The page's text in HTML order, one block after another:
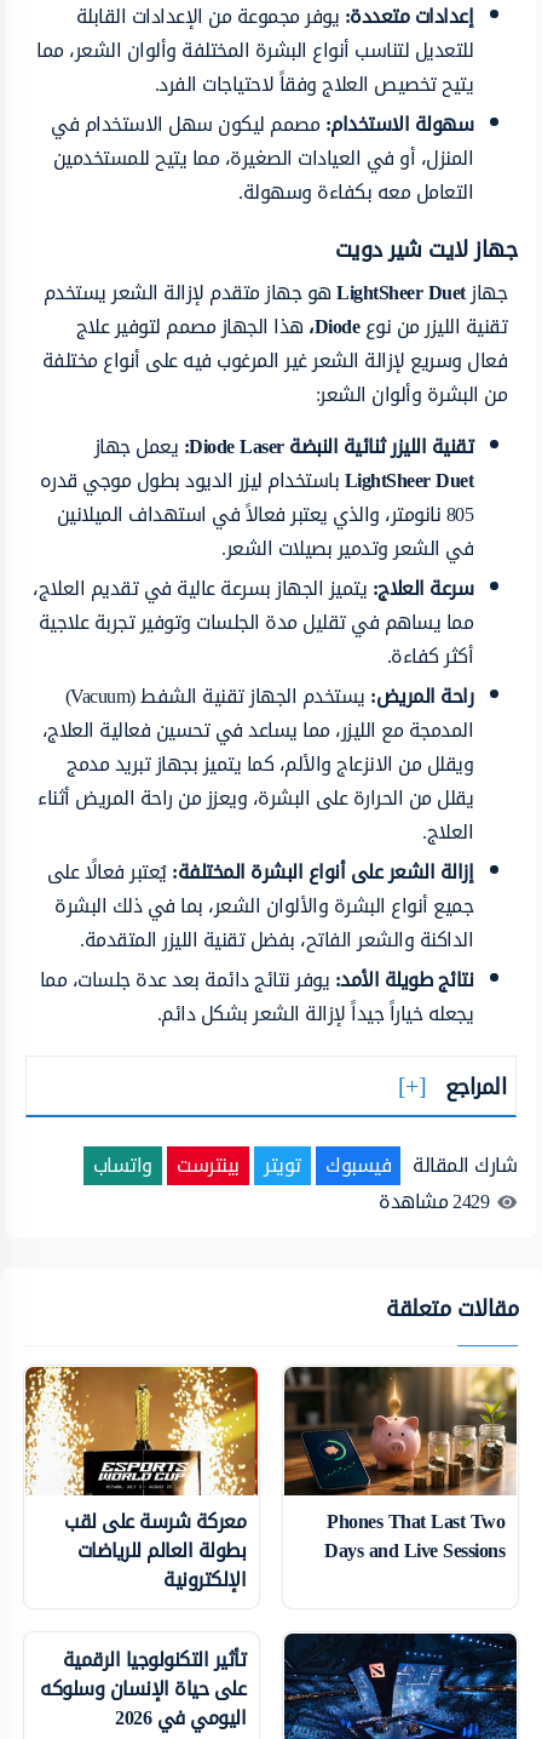
إعدادات متعددة:يوفر مجموعة من الإعدادات القابلة
للتعديل لتناسب أنواع البشرة المختلفة وألوان الشعر، مما
يتيح تخصيص العلاج وفقاً لاحتياجات الفرد.
سهولة الاستخدام:مصمم ليكون سهل الاستخدام في
المنزل، أو في العيادات الصغيرة، مما يتيح للمستخدمين
التعامل معه بكفاءة وسهولة.
جهاز لايت شير دويت
جهازLightSheer Duetهو جهاز متقدم لإزالة الشعر يستخدم
تقنية الليزر من نوعDiode، هذا الجهاز مصمم لتوفير علاج
فعال وسريع لإزالة الشعر غير المرغوب فيه على أنواع مختلفة
من البشرة وألوان الشعر:
تقنية الليزر ثنائية النبضةDiode Laser: يعمل جهاز
LightSheer Duetباستخدام ليزر الديود بطول موجي قدره
805 نانومتر، والذي يعتبر فعالاً في استهداف الميلانين
في الشعر وتدمير بصيلات الشعر.
سرعة العلاج:يتميز الجهاز بسرعة عالية في تقديم العلاج،
مما يساهم في تقليل مدة الجلسات وتوفير تجربة علاجية
أكثر كفاءة.
راحة المريض:
يستخدم الجهاز تقنية الشفط (Vacuum)
المدمجة مع الليزر، مما يساعد في تحسين فعالية العلاج،
ويقلل من الانزعاج والألم، كما يتميز بجهاز تبريد مدمج
يقلل من الحرارة على البشرة، ويعزز من راحة المريض أثناء
العلاج.
إزالة الشعر على أنواع البشرة المختلفة:يُعتبر فعالًا على
جميع أنواع البشرة والألوان الشعر، بما في ذلك البشرة
الداكنة والشعر الفاتح، بفضل تقنية الليزر المتقدمة.
نتائج طويلة الأمد:يوفر نتائج دائمة بعد عدة جلسات، مما
يجعله خياراً جيداً لإزالة الشعر بشكل دائم.
المراجع
شارك المقالة فيسبوك تويتر بينترست
واتساب
2429مشاهدة
مقالات متعلقة
Phones That Last Two
Days and Live Sessions
معركة شرسة على لقب
بطولة العالم للرياضات
الإلكترونية
تأثير التكنولوجيا الرقمية
على حياة الإنسان وسلوكه
اليومي في 2026